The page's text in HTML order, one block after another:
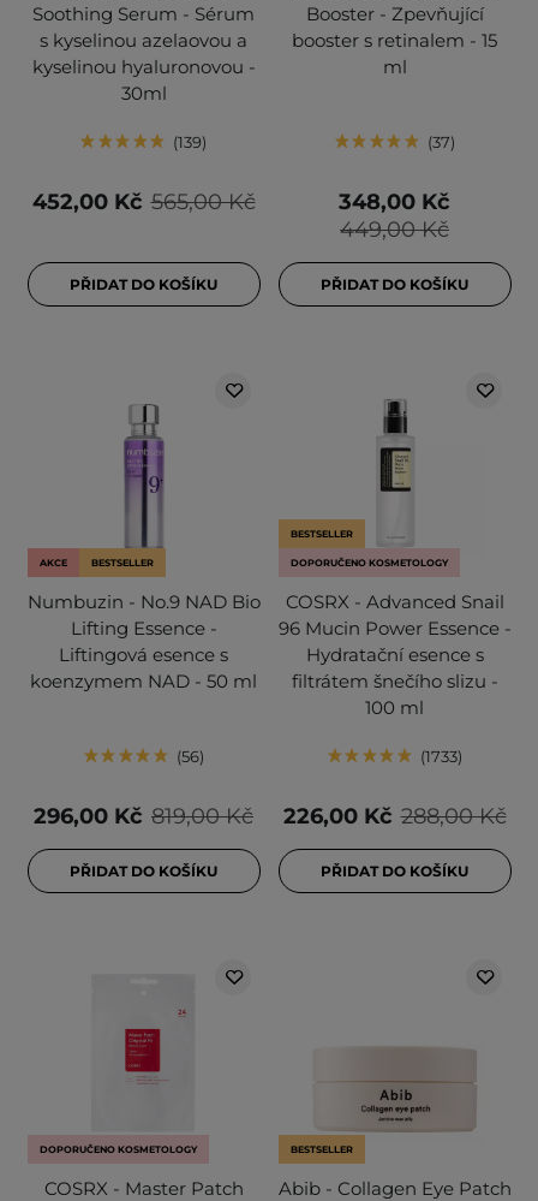
Soothing Serum - Sérum
s kyselinou azelaovou a
kyselinou hyaluronovou -
30ml
139
565,00 Kč
452,00 Kč
PŘIDAT DO KOŠÍKU
Booster - Zpevňující
booster s retinalem - 15
ml
37
449,00 Kč
348,00 Kč
PŘIDAT DO KOŠÍKU
AKCE BESTSELLER
Numbuzin - No.9 NAD Bio
Lifting Essence -
Liftingová esence s
koenzymem NAD - 50 ml
56
819,00 Kč
296,00 Kč
PŘIDAT DO KOŠÍKU
BESTSELLER
DOPORUČENO KOSMETOLOGY
COSRX - Advanced Snail
96 Mucin Power Essence -
Hydratační esence s
filtrátem šnečího slizu -
100 ml
1733
288,00 Kč
226,00 Kč
PŘIDAT DO KOŠÍKU
DOPORUČENO KOSMETOLOGY
COSRX - Master Patch
BESTSELLER
Abib - Collagen Eye Patch